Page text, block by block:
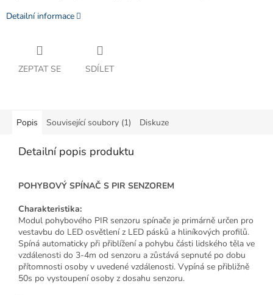
Detailní informace
ZEPTAT SE SDÍLET
Popis Související soubory (1) Diskuze
Detailní popis produktu
POHYBOVÝ SPÍNAČ S PIR SENZOREM
Charakteristika:
Modul pohybového PIR senzoru spínače je primárně určen pro
vestavbu do LED osvětlení z LED pásků a hliníkových profilů.
Spíná automaticky při přiblížení a pohybu části lidského těla ve
vzdálenosti do 3-4m od senzoru a zůstává sepnuté po dobu
přítomnosti osoby v uvedené vzdálenosti. Vypíná se přibližně
50s po vystoupení osoby z dosahu senzoru.